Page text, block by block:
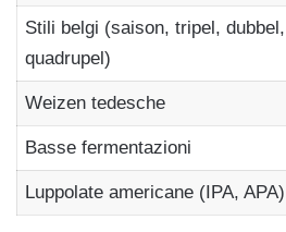
Stili belgi (saison, tripel, dubbel,
quadrupel)
Weizen tedesche
Basse fermentazioni
Luppolate americane (IPA, APA)